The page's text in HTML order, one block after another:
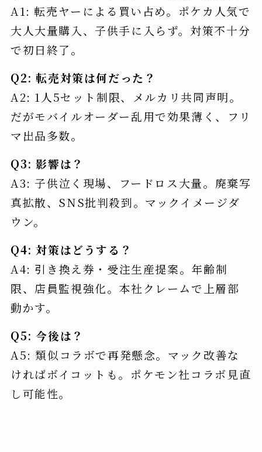
A1: 転売ヤーによる買い占め。ポケカ人気で
大人大量購入、子供手に入らず。対策不十分
で初日終了。
Q2: 転売対策は何だった？
A2: 1人5セット制限、メルカリ共同声明。
だがモバイルオーダー乱用で効果薄く、フリ
マ出品多数。
Q3: 影響は？
A3: 子供泣く現場、フードロス大量。廃棄写
真拡散、SNS批判殺到。マックイメージダ
ウン。
Q4: 対策はどうする？
A4: 引き換え券・受注生産提案。年齢制
限、店員監視強化。本社クレームで上層部
動かす。
Q5: 今後は？
A5: 類似コラボで再発懸念。マック改善な
ければボイコットも。ポケモン社コラボ見直
し可能性。